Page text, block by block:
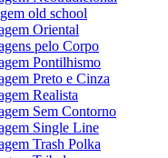
old school
Oriental
pelo Corpo
Pontilhismo
Preto e Cinza
Realista
Sem Contorno
Single Line
Trash Polka